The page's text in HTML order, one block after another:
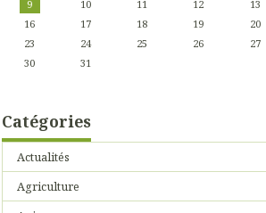
9
10 11 12 13
16
17 18 19 20
23
24 25 26 27
30
31
Catégories
Actualités
Agriculture